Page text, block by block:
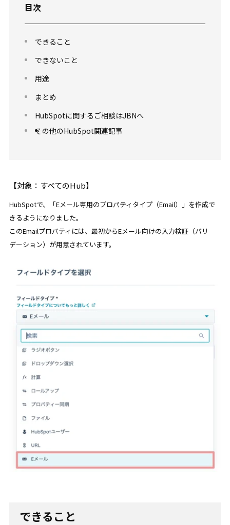
目次
できること
できないこと
用途
まとめ
HubSpotに関するご相談はJBNへ
その他のHubSpot関連記事
【対象：すべてのHub】
HubSpotで、「Eメール専用のプロパティタイプ（Email）」を作成で
きるようになりました。
このEmailプロパティには、最初からEメール向けの入力検証（バリ
デーション）が用意されています。
できること